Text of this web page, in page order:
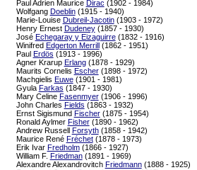
Paul Adrien Maurice Dirac (1902 - 1984)
Wolfgang Doeblin(1915 - 1940)
Marie-Louise Dubreil-Jacotin(1903 - 1972)
Henry Ernest Dudeney(1857 - 1930)
José Echegaray y Eizaguirre(1832 - 1916)
Winifred Edgerton Merrill(1862 - 1951)
Paul Erdös (1913 - 1996)
Agner Krarup Erlang(1878 - 1929)
Maurits Cornelis Escher(1898 - 1972)
Machgielis Euwe(1901 - 1981)
Gyula Farkas (1847 - 1930)
Mary Celine Fasenmyer(1906 - 1996)
John Charles Fields (1863 - 1932)
Ernst Sigismund Fischer(1875 - 1954)
Ronald Aylmer Fisher(1890 - 1962)
Andrew Russell Forsyth(1858 - 1942)
Maurice René Fréchet(1878 - 1973)
Erik Ivar Fredholm(1866 - 1927)
William F. Friedman(1891 - 1969)
Alexandre Alexandrovitch Friedmann(1888 - 1925)